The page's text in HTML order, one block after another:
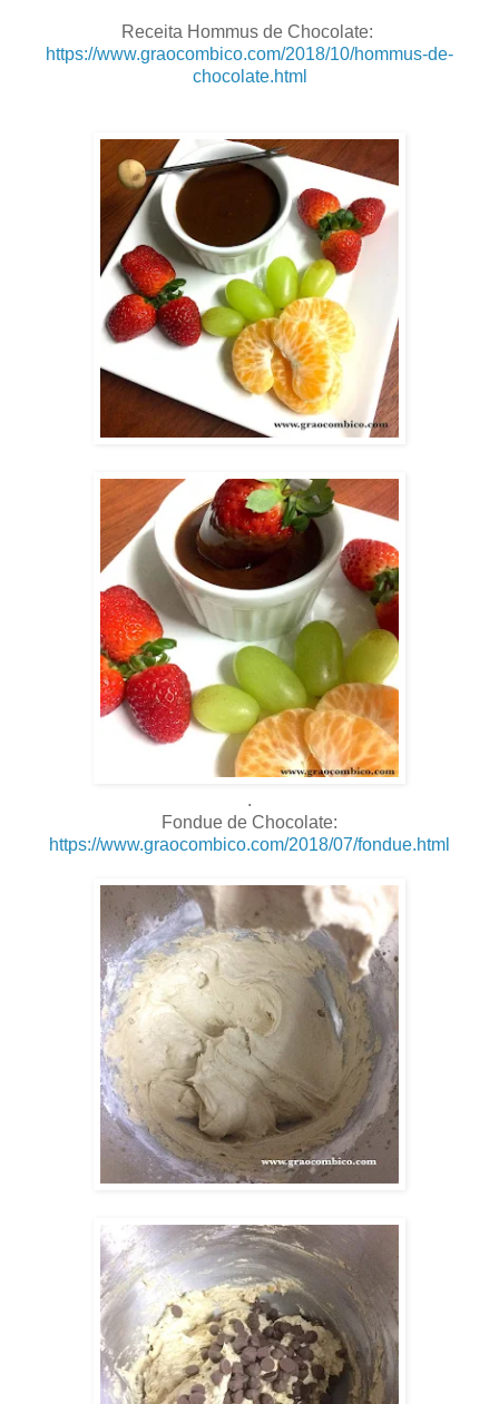
Receita Hommus de Chocolate:
https://www.graocombico.com/2018/10/hommus-de-
chocolate.html
.
Fondue de Chocolate:
https://www.graocombico.com/2018/07/fondue.html